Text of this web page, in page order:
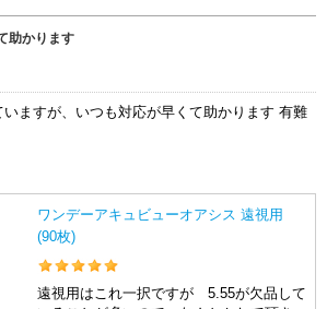
助かります
ますが、いつも対応が早くて助かります 有難
ワンデーアキュビューオアシス 遠視用
(90枚)
遠視用はこれ一択ですが 5.55が欠品して